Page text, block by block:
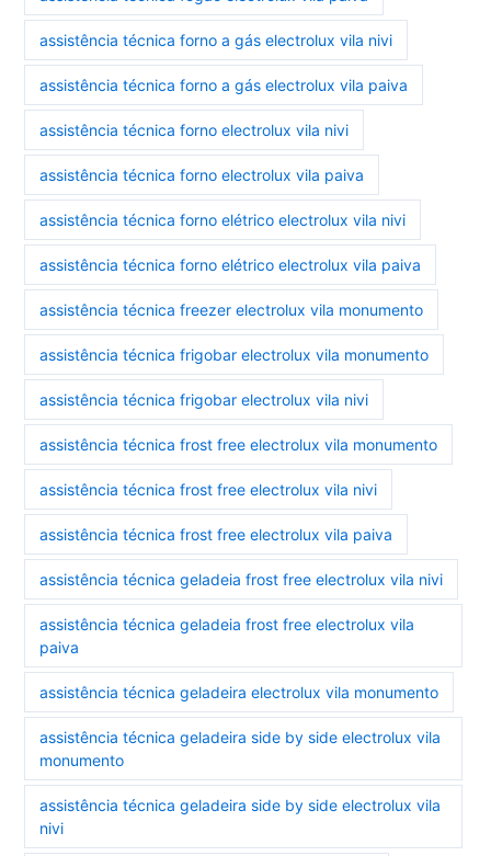
assistência técnica forno a gás electrolux vila nivi
assistência técnica forno a gás electrolux vila paiva
assistência técnica forno electrolux vila nivi
assistência técnica forno electrolux vila paiva
assistência técnica forno elétrico electrolux vila nivi
assistência técnica forno elétrico electrolux vila paiva
assistência técnica freezer electrolux vila monumento
assistência técnica frigobar electrolux vila monumento
assistência técnica frigobar electrolux vila nivi
assistência técnica frost free electrolux vila monumento
assistência técnica frost free electrolux vila nivi
assistência técnica frost free electrolux vila paiva
assistência técnica geladeia frost free electrolux vila nivi
assistência técnica geladeia frost free electrolux vila
paiva
assistência técnica geladeira electrolux vila monumento
assistência técnica geladeira side by side electrolux vila
monumento
assistência técnica geladeira side by side electrolux vila
nivi